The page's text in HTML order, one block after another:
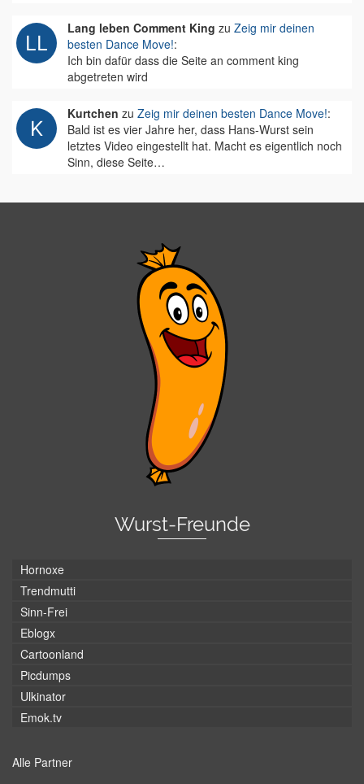
Lang leben Comment King zu Zeig mir deinen
besten Dance Move!:
Ich bin dafür dass die Seite an comment king
abgetreten wird
Kurtchen zu Zeig mir deinen besten Dance Move!:
Bald ist es vier Jahre her, dass Hans-Wurst sein
letztes Video eingestellt hat. Macht es eigentlich noch
Sinn, diese Seite…
Wurst-Freunde
Hornoxe
Trendmutti
Sinn-Frei
Eblogx
Cartoonland
Picdumps
Ulkinator
Emok.tv
Alle Partner